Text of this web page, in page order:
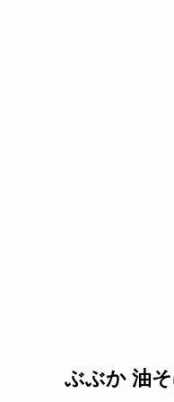
ぶぶか 油